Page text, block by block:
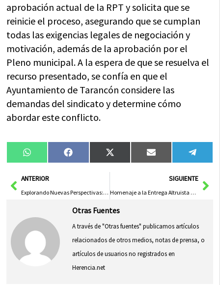
aprobación actual de la RPT y solicita que se
reinicie el proceso, asegurando que se cumplan
todas las exigencias legales de negociación y
motivación, además de la aprobación por el
Pleno municipal. A la espera de que se resuelva el
recurso presentado, se confía en que el
Ayuntamiento de Tarancón considere las
demandas del sindicato y determine cómo
abordar este conflicto.
Compartir
en
WhatsAppCompartir
en
FacebookCompartir
en
X
(Twitter)
Compartir
en
Email
en
AntANTERIOR
Explorando Nuevas Perspectivas: Premios Alice Guy y Ciclo ‘Cine en Igualdad’
SIGUIENTE
Homenaje a la Entrega Altruista en el Día Internacional del Voluntariado
Otras Fuentes
A través de "Otras fuentes" publicamos artículos
relacionados de otros medios, notas de prensa, o
artículos de usuarios no registrados en
Herencia.net